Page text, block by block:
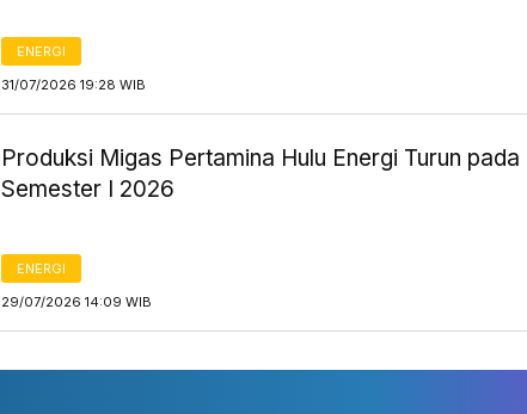
ENERGI
31/07/2026 19:28 WIB
Produksi Migas Pertamina Hulu Energi Turun pada
Semester I 2026
ENERGI
29/07/2026 14:09 WIB